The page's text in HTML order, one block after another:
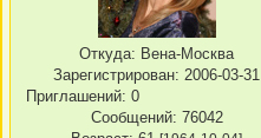
Откуда: Вена-Москва
Зарегистрирован: 2006-03-31
Приглашений: 0
Сообщений: 76042